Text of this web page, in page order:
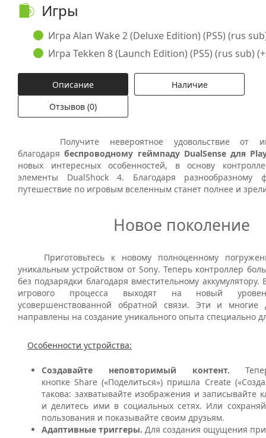
Игры
Игра Alan Wake 2 (Deluxe Edition) (PS5) (rus
Игра Tekken 8 (Launch Edition) (PS5) (rus sub)
Описание
Наличие
Отзывов (0)
Получите невероятное удовольствие от
благодарябеспроводному геймпаду DualSense для
новых интересных особенностей, в основу
элементы DualShock
4. Благодаря разнообразному
путешествие по игровым вселенным станет полнее и
Новое поколение
Приготовьтесь к новому полноценному
уникальным устройством от Sony. Теперь контроллер
без подзарядки благодаря вместительному
игрового процесса выходят на новый
усовершенствованной обратной связи. Эти и многие
направлены на создание уникального опыта специально
Особенности устройства:
Создавайте неповторимый контент.
кнопкеShare («Поделиться») пришла Create
такова: захватывайте изображения и записывайте
и делитесь ими в социальных сетях. Или
пользования и показывайте своим друзьям.
Адаптивные триггеры. Для создания ощущения